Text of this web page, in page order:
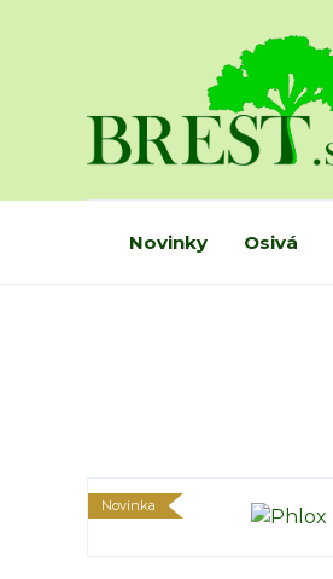
Novinky Osivá
Novinka